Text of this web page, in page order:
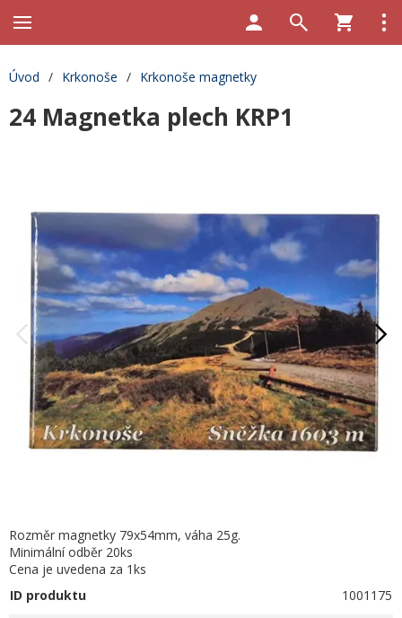
Úvod / Krkonoše / Krkonoše magnetky
24 Magnetka plech KRP1
Rozměr magnetky 79x54mm, váha 25g.
Minimální odběr 20ks
Cena je uvedena za 1ks
ID produktu
1001175